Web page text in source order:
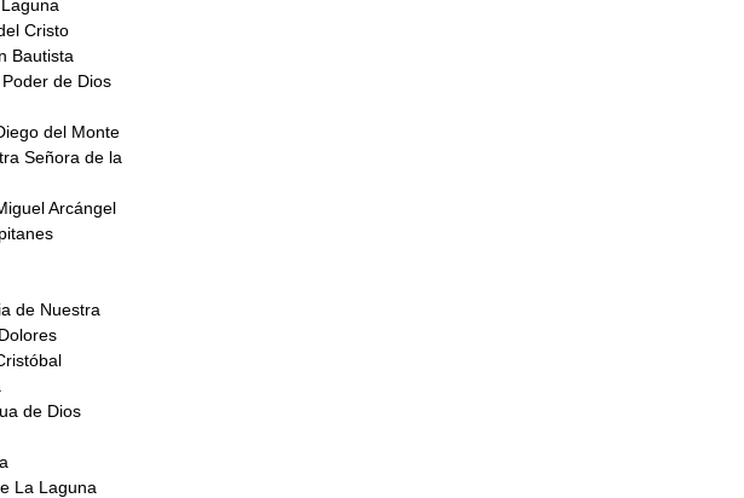
Cristo
Bautista
de Dios
del Monte
Señora de la
Arcángel
de Nuestra
de Dios
La Laguna